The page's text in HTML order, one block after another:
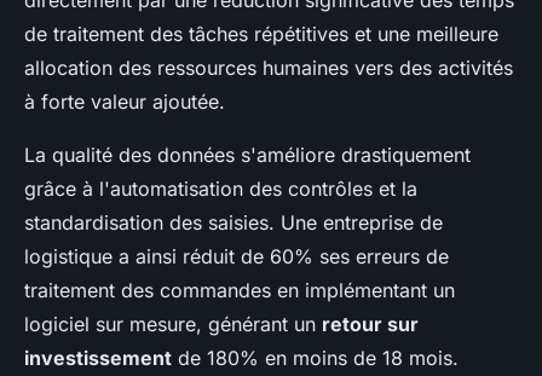
de traitement des tâches répétitives et une meilleure
allocation des ressources humaines vers des activités
à forte valeur ajoutée.
La qualité des données s'améliore drastiquement
grâce à l'automatisation des contrôles et la
standardisation des saisies. Une entreprise de
logistique a ainsi réduit de 60% ses erreurs de
traitement des commandes en implémentant un
logiciel sur mesure, générant un retour sur
investissement de 180% en moins de 18 mois.